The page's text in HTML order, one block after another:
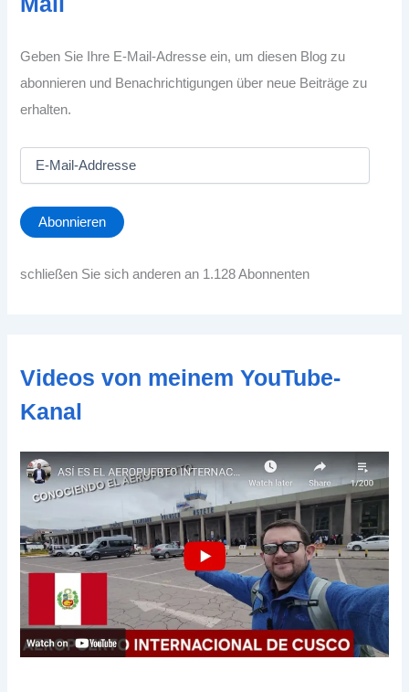
Geben Sie Ihre E-Mail-Adresse ein, um diesen Blog zu
abonnieren und Benachrichtigungen über neue Beiträge zu
erhalten.
E
a
i
A
s
e
Abonnieren
schließen Sie sich anderen an 1.128 Abonnenten
Videos von meinem YouTube-
Kanal